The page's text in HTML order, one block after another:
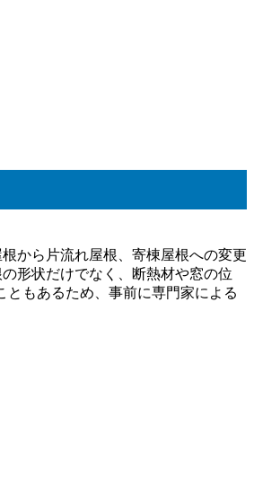
から片流れ屋根、寄棟屋根への変更
形状だけでなく、断熱材や窓の位
もあるため、事前に専門家による